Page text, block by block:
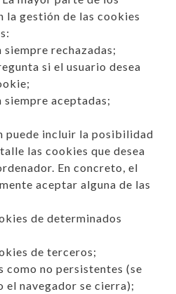
la gestión de las cookies
siempre rechazadas;
si el usuario desea
siempre aceptadas;
puede incluir la posibilidad
las cookies que desea
En concreto, el
aceptar alguna de las
de determinados
de terceros;
como no persistentes (se
el navegador se cierra);